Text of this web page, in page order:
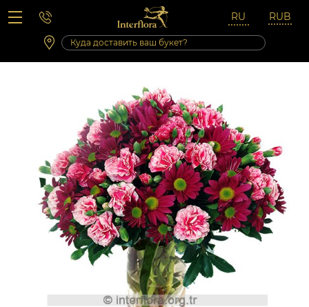
Вопросы-ответы
Сб 10:00 ‐ 14:00
Выходные и праздничные дни